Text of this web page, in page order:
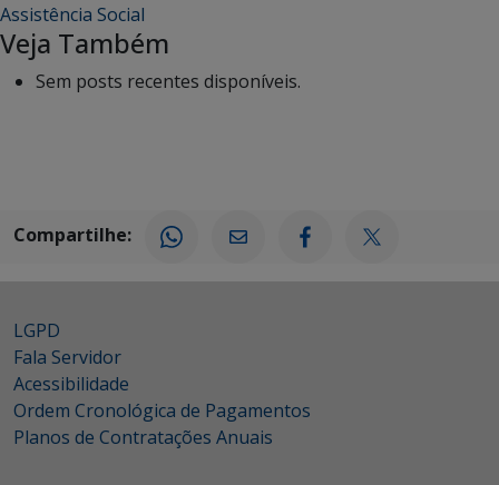
Assistência Social
Veja Também
Sem posts recentes disponíveis.
Compartilhe:
LGPD
Fala Servidor
Acessibilidade
Ordem Cronológica de Pagamentos
Planos de Contratações Anuais